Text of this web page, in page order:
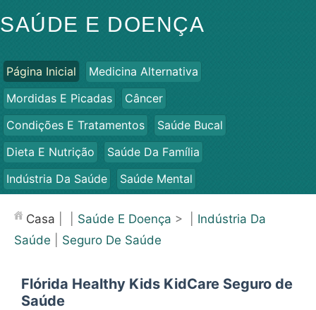
SAÚDE E DOENÇA
Página Inicial
Medicina Alternativa
Mordidas E Picadas
Câncer
Condições E Tratamentos
Saúde Bucal
Dieta E Nutrição
Saúde Da Família
Indústria Da Saúde
Saúde Mental
Saúde
Casa Saúde E Doença > | Indústria Da
Saúde
Seguro De Saúde
Flórida Healthy Kids KidCare Seguro de
Saúde